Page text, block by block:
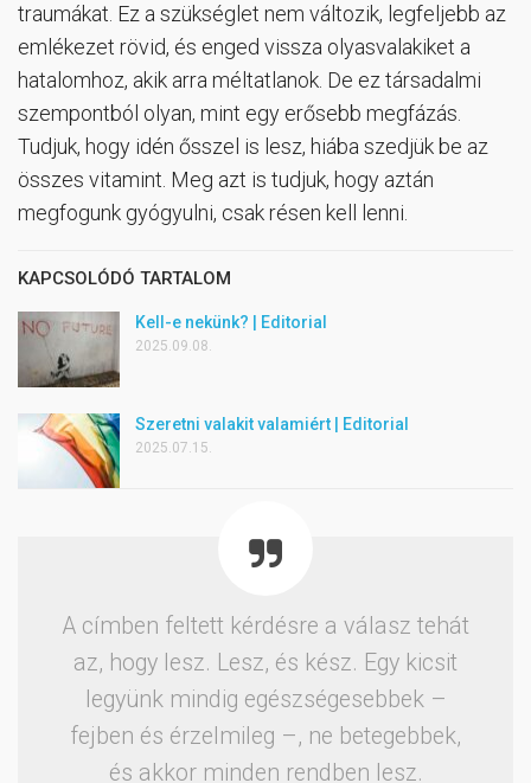
traumákat. Ez a szükséglet nem változik, legfeljebb az
emlékezet rövid, és enged vissza olyasvalakiket a
hatalomhoz, akik arra méltatlanok. De ez társadalmi
szempontból olyan, mint egy erősebb megfázás.
Tudjuk, hogy idén ősszel is lesz, hiába szedjük be az
összes vitamint. Meg azt is tudjuk, hogy aztán
megfogunk gyógyulni, csak résen kell lenni.
KAPCSOLÓDÓ TARTALOM
Kell-e nekünk? | Editorial
2025.09.08.
Szeretni valakit valamiért | Editorial
2025.07.15.
A címben feltett kérdésre a válasz tehát
az, hogy lesz. Lesz, és kész. Egy kicsit
legyünk mindig egészségesebbek –
fejben és érzelmileg –, ne betegebbek,
és akkor minden rendben lesz.